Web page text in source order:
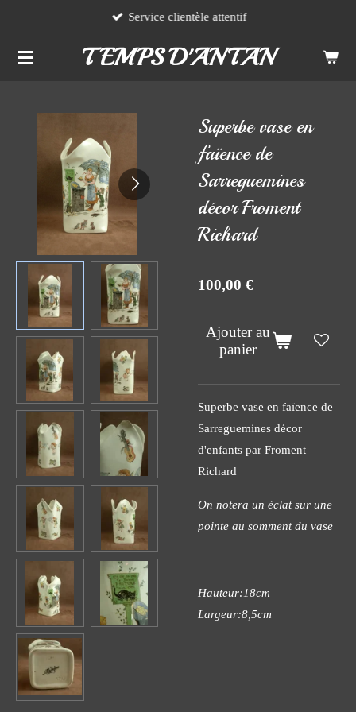
contenu
TEMPS D'ANTAN
Service clientèle attentif
Superbe vase en
faïence de
Sarreguemines
décor Froment
Richard
100,00 €
Ajouter au
panier
Superbe vase en faïence de
Sarreguemines décor
d'enfants par Froment
Richard
On notera un éclat sur une
pointe au somment du vase
Hauteur:18cm
Largeur:8,5cm